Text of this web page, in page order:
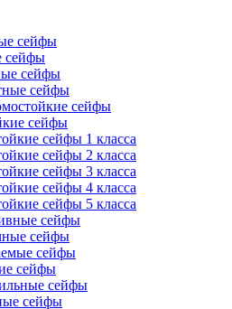
сейфы
сейфы
сейфы
сейфы
сейфы
сейфы
сейфы 1 класса
сейфы 2 класса
сейфы 3 класса
сейфы 4 класса
сейфы 5 класса
сейфы
сейфы
сейфы
сейфы
сейфы
сейфы